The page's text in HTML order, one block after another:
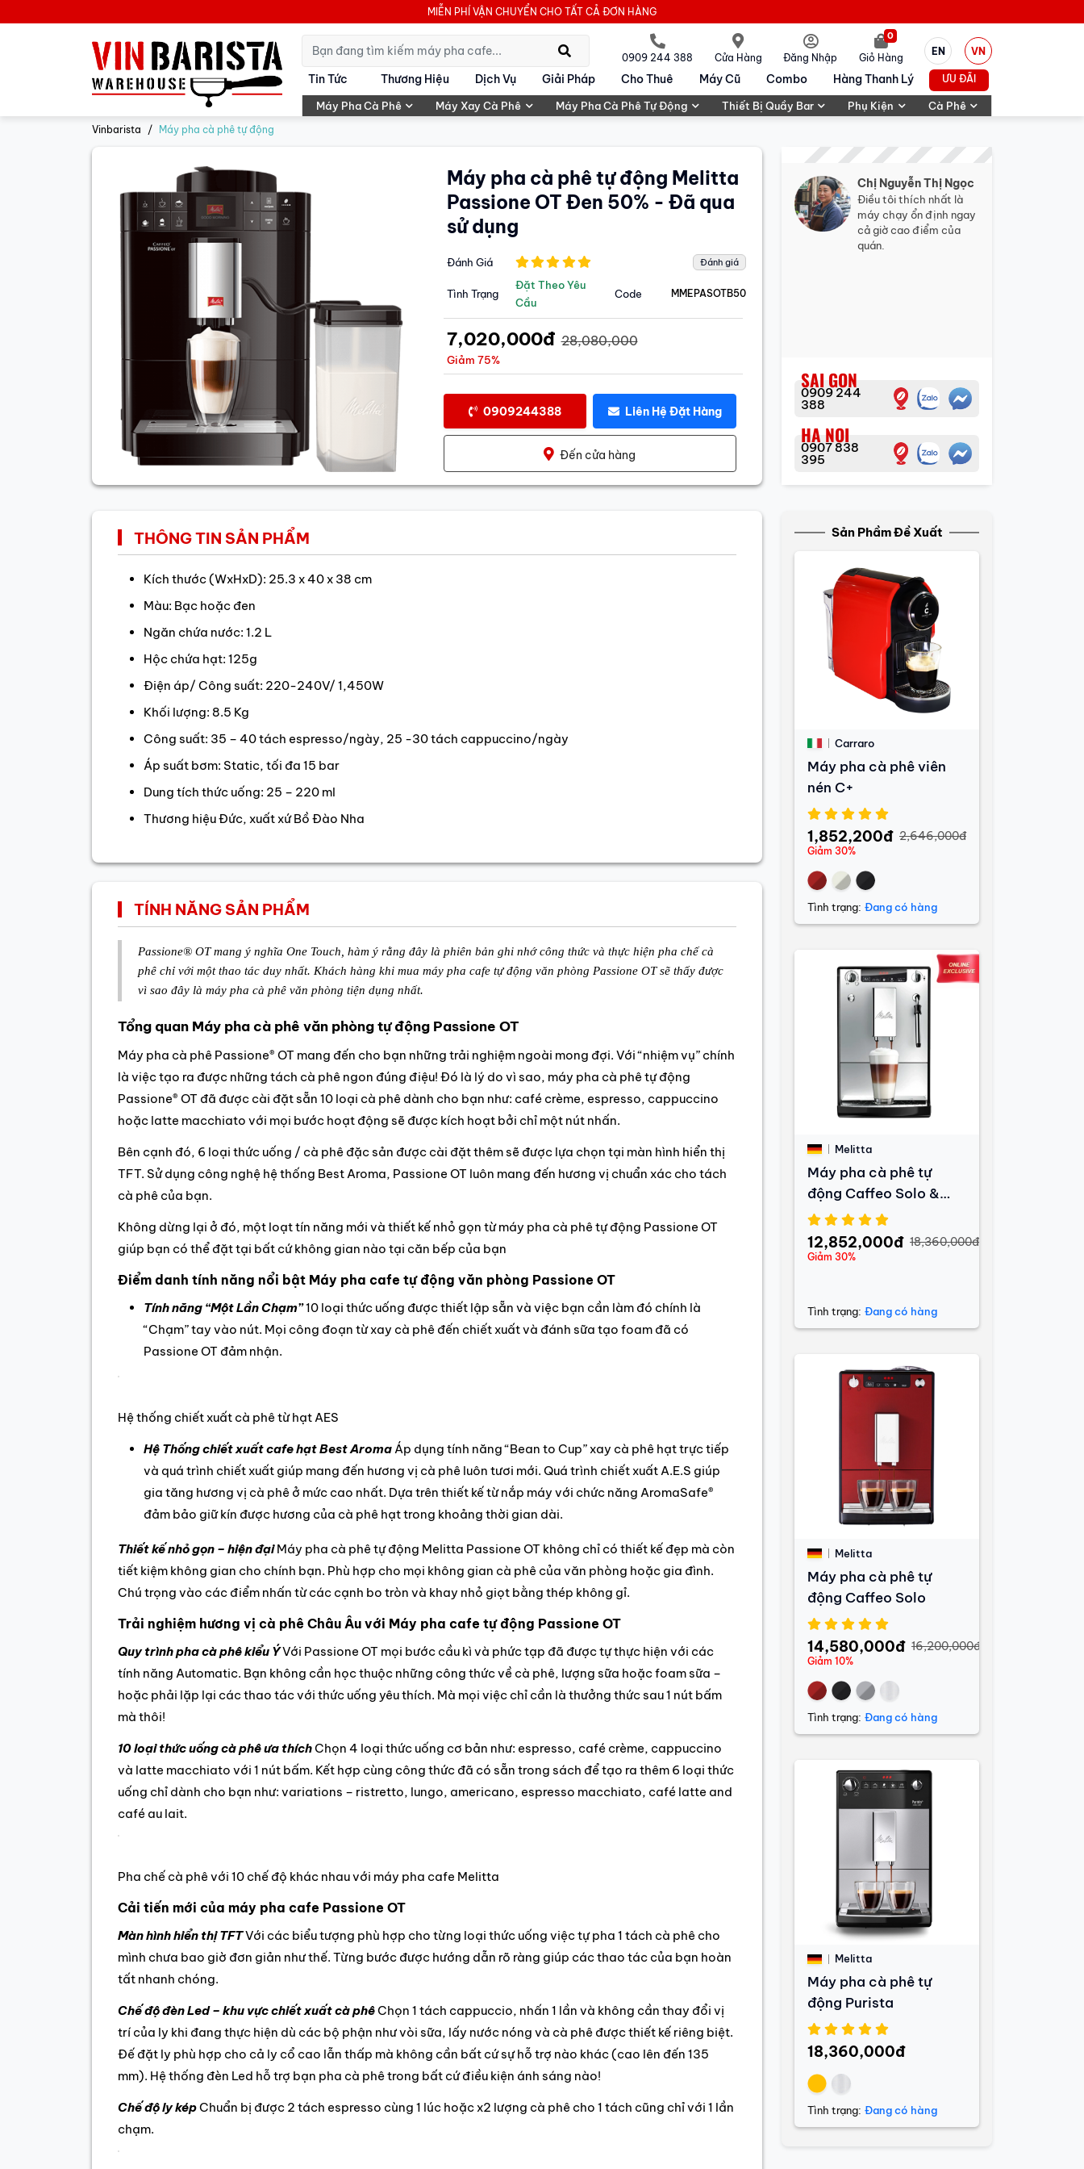
MIỄN PHÍ VẬN CHUYỂN CHO TẤT CẢ ĐƠN HÀNG
0909 244 388 Cửa Hàng Đăng Nhập Giỏ Hàng
0
EN VN
Tin Tức Thương Hiệu Dịch Vụ Giải Pháp Cho Thuê Máy Cũ Combo Hàng Thanh Lý ƯU ĐÃI
Máy Pha Cà Phê Máy Xay Cà Phê Máy Pha Cà Phê Tự Động Thiết Bị Quầy Bar Phụ Kiện Cà Phê
Vinbarista Máy pha cà phê tự động
Máy pha cà phê tự động Melitta
Passione OT Đen 50% - Đã qua
sử dụng
Đánh Giá Đánh giá
Tình Trạng
Đặt Theo Yêu
Cầu
Code MMEPASOTB50
7,020,000đ 28,080,000
Giảm 75%
0909244388 Liên Hệ Đặt Hàng
Đến cửa hàng
Chị Nguyễn Thị Ngọc
Điều tôi thích nhất là
máy chạy ổn định ngay
cả giờ cao điểm của
quán.
SAI GON
0909 244
388
HA NOI
0907 838
395
THÔNG TIN SẢN PHẨM
Kích thước (WxHxD): 25.3 x 40 x 38 cm
Màu: Bạc hoặc đen
Ngăn chứa nước: 1.2 L
Hộc chứa hạt: 125g
Điện áp/ Công suất: 220-240V/ 1,450W
Khối lượng: 8.5 Kg
Công suất: 35 – 40 tách espresso/ngày, 25 -30 tách cappuccino/ngày
Áp suất bơm: Static, tối đa 15 bar
Dung tích thức uống: 25 – 220 ml
Thương hiệu Đức, xuất xứ Bồ Đào Nha
TÍNH NĂNG SẢN PHẨM
Passione® OT mang ý nghĩa One Touch, hàm ý rằng đây là phiên bản ghi nhớ công thức và thực hiện pha chế cà
phê chỉ với một thao tác duy nhất. Khách hàng khi mua máy pha cafe tự động văn phòng Passione OT sẽ thấy được
vì sao đây là máy pha cà phê văn phòng tiện dụng nhất.
Tổng quan Máy pha cà phê văn phòng tự động Passione OT
Máy pha cà phê Passione® OT mang đến cho bạn những trải nghiệm ngoài mong đợi. Với “nhiệm vụ” chính
là việc tạo ra được những tách cà phê ngon đúng điệu! Đó là lý do vì sao, máy pha cà phê tự động
Passione® OT đã được cài đặt sẵn 10 loại cà phê dành cho bạn như: café crème, espresso, cappuccino
hoặc latte macchiato với mọi bước hoạt động sẽ được kích hoạt bởi chỉ một nút nhấn.
Bên cạnh đó, 6 loại thức uống / cà phê đặc sản được cài đặt thêm sẽ được lựa chọn tại màn hình hiển thị
TFT. Sử dụng công nghệ hệ thống Best Aroma, Passione OT luôn mang đến hương vị chuẩn xác cho tách
cà phê của bạn.
Không dừng lại ở đó, một loạt tín năng mới và thiết kế nhỏ gọn từ máy pha cà phê tự động Passione OT
giúp bạn có thể đặt tại bất cứ không gian nào tại căn bếp của bạn
Điểm danh tính năng nổi bật Máy pha cafe tự động văn phòng Passione OT
Tính năng “Một Lần Chạm”10 loại thức uống được thiết lập sẵn và việc bạn cần làm đó chính là
“Chạm” tay vào nút. Mọi công đoạn từ xay cà phê đến chiết xuất và đánh sữa tạo foam đã có
Passione OT đảm nhận.
Hệ thống chiết xuất cà phê từ hạt AES
Hệ Thống chiết xuất cafe hạt Best AromaÁp dụng tính năng “Bean to Cup” xay cà phê hạt trực tiếp
và quá trình chiết xuất giúp mang đến hương vị cà phê luôn tươi mới. Quá trình chiết xuất A.E.S giúp
gia tăng hương vị cà phê ở mức cao nhất. Dựa trên thiết kế từ nắp máy với chức năng AromaSafe®
đảm bảo giữ kín được hương của cà phê hạt trong khoảng thời gian dài.
Thiết kế nhỏ gọn – hiện đạiMáy pha cà phê tự động Melitta Passione OT không chỉ có thiết kế đẹp mà còn
tiết kiệm không gian cho chính bạn. Phù hợp cho mọi không gian cà phê của văn phòng hoặc gia đình.
Chú trọng vào các điểm nhấn từ các cạnh bo tròn và khay nhỏ giọt bằng thép không gỉ.
Trải nghiệm hương vị cà phê Châu Âu với Máy pha cafe tự động Passione OT
Quy trình pha cà phê kiểu ÝVới Passione OT mọi bước cầu kì và phức tạp đã được tự thực hiện với các
tính năng Automatic. Bạn không cần học thuộc những công thức về cà phê, lượng sữa hoặc foam sữa –
hoặc phải lặp lại các thao tác với thức uống yêu thích. Mà mọi việc chỉ cần là thưởng thức sau 1 nút bấm
mà thôi!
10 loại thức uống cà phê ưa thíchChọn 4 loại thức uống cơ bản như: espresso, café crème, cappuccino
và latte macchiato với 1 nút bấm. Kết hợp cùng công thức đã có sẵn trong sách để tạo ra thêm 6 loại thức
uống chỉ dành cho bạn như: variations – ristretto, lungo, americano, espresso macchiato, café latte and
café au lait.
Pha chế cà phê với 10 chế độ khác nhau với máy pha cafe Melitta
Cải tiến mới của máy pha cafe Passione OT
Màn hình hiển thị TFTVới các biểu tượng phù hợp cho từng loại thức uống việc tự pha 1 tách cà phê cho
mình chưa bao giờ đơn giản như thế. Từng bước được hướng dẫn rõ ràng giúp các thao tác của bạn hoàn
tất nhanh chóng.
Chế độ đèn Led – khu vực chiết xuất cà phêChọn 1 tách cappuccio, nhấn 1 lần và không cần thay đổi vị
trí của ly khi đang thực hiện dù các bộ phận như vòi sữa, lấy nước nóng và cà phê được thiết kế riêng biệt.
Đế đặt ly phù hợp cho cả ly cổ cao lẫn thấp mà không cần bất cứ sự hỗ trợ nào khác (cao lên đến 135
mm). Hệ thống đèn Led hỗ trợ bạn pha cà phê trong bất cứ điều kiện ánh sáng nào!
Chế độ ly képChuẩn bị được 2 tách espresso cùng 1 lúc hoặc x2 lượng cà phê cho 1 tách cũng chỉ với 1 lần
chạm.
Sản Phầm Đề Xuất
Carraro
Máy pha cà phê viên
nén C+
1,852,200đ 2,646,000đ
Giảm 30%
Tình trạng: Đang có hàng
Melitta
Máy pha cà phê tự
động Caffeo Solo &
Milk
12,852,000đ 18,360,000đ
Giảm 30%
Tình trạng: Đang có hàng
Melitta
Máy pha cà phê tự
động Caffeo Solo
14,580,000đ 16,200,000đ
Giảm 10%
Tình trạng: Đang có hàng
Melitta
Máy pha cà phê tự
động Purista
18,360,000đ
Tình trạng: Đang có hàng